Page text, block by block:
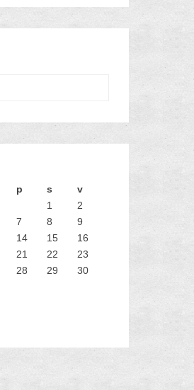
p s
v
1
2
7 8
9
14 15
16
21 22
23
28 29
30